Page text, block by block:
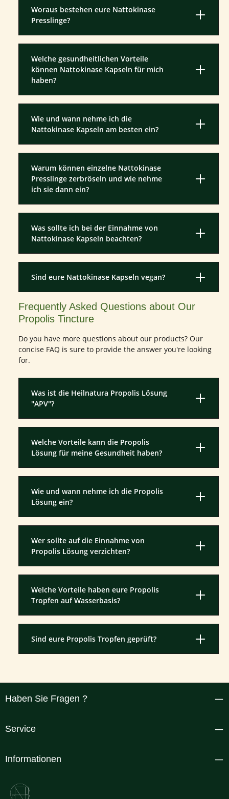
Woraus bestehen eure Nattokinase
Presslinge?
Welche gesundheitlichen Vorteile
können Nattokinase Kapseln für mich
haben?
Wie und wann nehme ich die
Nattokinase Kapseln am besten ein?
Warum können einzelne Nattokinase
Presslinge zerbröseln und wie nehme
ich sie dann ein?
Was sollte ich bei der Einnahme von
Nattokinase Kapseln beachten?
Sind eure Nattokinase Kapseln vegan?
Frequently Asked Questions about Our
Propolis Tincture
Do you have more questions about our products? Our
concise FAQ is sure to provide the answer you're looking
for.
Was ist die Heilnatura Propolis Lösung
"APV"?
Welche Vorteile kann die Propolis
Lösung für meine Gesundheit haben?
Wie und wann nehme ich die Propolis
Lösung ein?
Wer sollte auf die Einnahme von
Propolis Lösung verzichten?
Welche Vorteile haben eure Propolis
Tropfen auf Wasserbasis?
Sind eure Propolis Tropfen geprüft?
Haben Sie Fragen ?
Service
Informationen